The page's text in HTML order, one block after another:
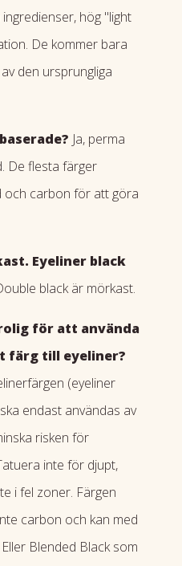
hög "light
De kommer bara
den ursprungliga
Ja, perma
De flesta färger
och carbon för att göra
Eyeliner black
black är mörkast.
för att använda
färg till eyeliner?
(eyeliner
endast användas av
risken för
inte för djupt,
i fel zoner. Färgen
carbon och kan med
Blended Black som